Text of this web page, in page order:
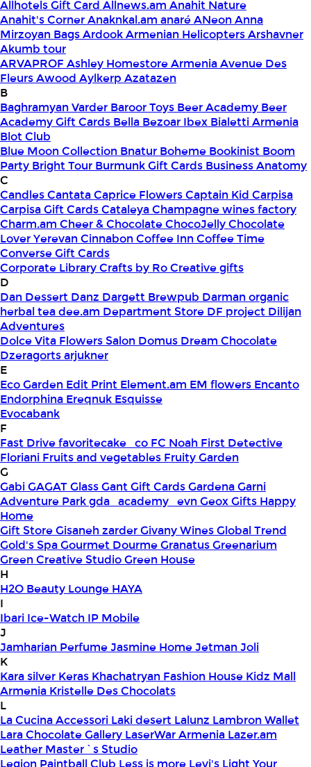
Allhotels Gift Card Allnews.am Anahit Nature
Anahit's CornerAnaknkal.am anaréANeonAnna
Mirzoyan BagsArdookArmenian HelicoptersArshavner
Akumb tour
ARVAPROF Ashley Homestore ArmeniaAvenue Des
FleursAwood Aylkerp Azatazen
B
Baghramyan Varder Baroor Toys Beer Academy Beer
Academy Gift Cards Bella Bezoar Ibex Bialetti Armenia
Blot Club
Blue Moon Collection Bnatur Boheme Bookinist Boom
Party Bright Tour Burmunk Gift Cards Business Anatomy
C
CandlesCantataCaprice FlowersCaptain Kid Carpisa
Carpisa Gift CardsCataleyaChampagne wines factory
Charm.am Cheer & ChocolateChocoJellyChocolate
Lover YerevanCinnabonCoffee InnCoffee Time
Converse Gift Cards
Corporate LibraryCrafts by RoCreative gifts
D
Dan Dessert Danz Dargett Brewpub Darman organic
herbal teadee.am Department Store DF project Dilijan
Adventures
Dolce Vita Flowers Salon Domus Dream Chocolate
Dzeragorts arjukner
E
Eco Garden Edit Print Element.am EM flowers Encanto
Endorphina Ereqnuk Esquisse
Evocabank
F
Fast Drivefavoritecake_co FC Noah First Detective
Floriani Fruits and vegetables Fruity Garden
G
GabiGAGAT GlassGant Gift CardsGardenaGarni
Adventure Parkgda_academy_evnGeoxGifts Happy
Home
Gift StoreGisaneh zarderGivany WinesGlobal Trend
Gold's SpaGourmet DourmeGranatusGreenarium
Green Creative StudioGreen House
H
H2O Beauty Lounge HAYA
I
Ibari Ice-Watch IP Mobile
J
Jamharian PerfumeJasmine HomeJetmanJoli
K
Kara silver Keras Khachatryan Fashion House Kidz Mall
Armenia Kristelle Des Chocolats
L
La Cucina Accessori Laki desert Lalunz Lambron Wallet
Lara Chocolate Gallery LaserWar Armenia Lazer.am
Leather Master`s Studio
Legion Paintball Club Less is more Levi's Light Your